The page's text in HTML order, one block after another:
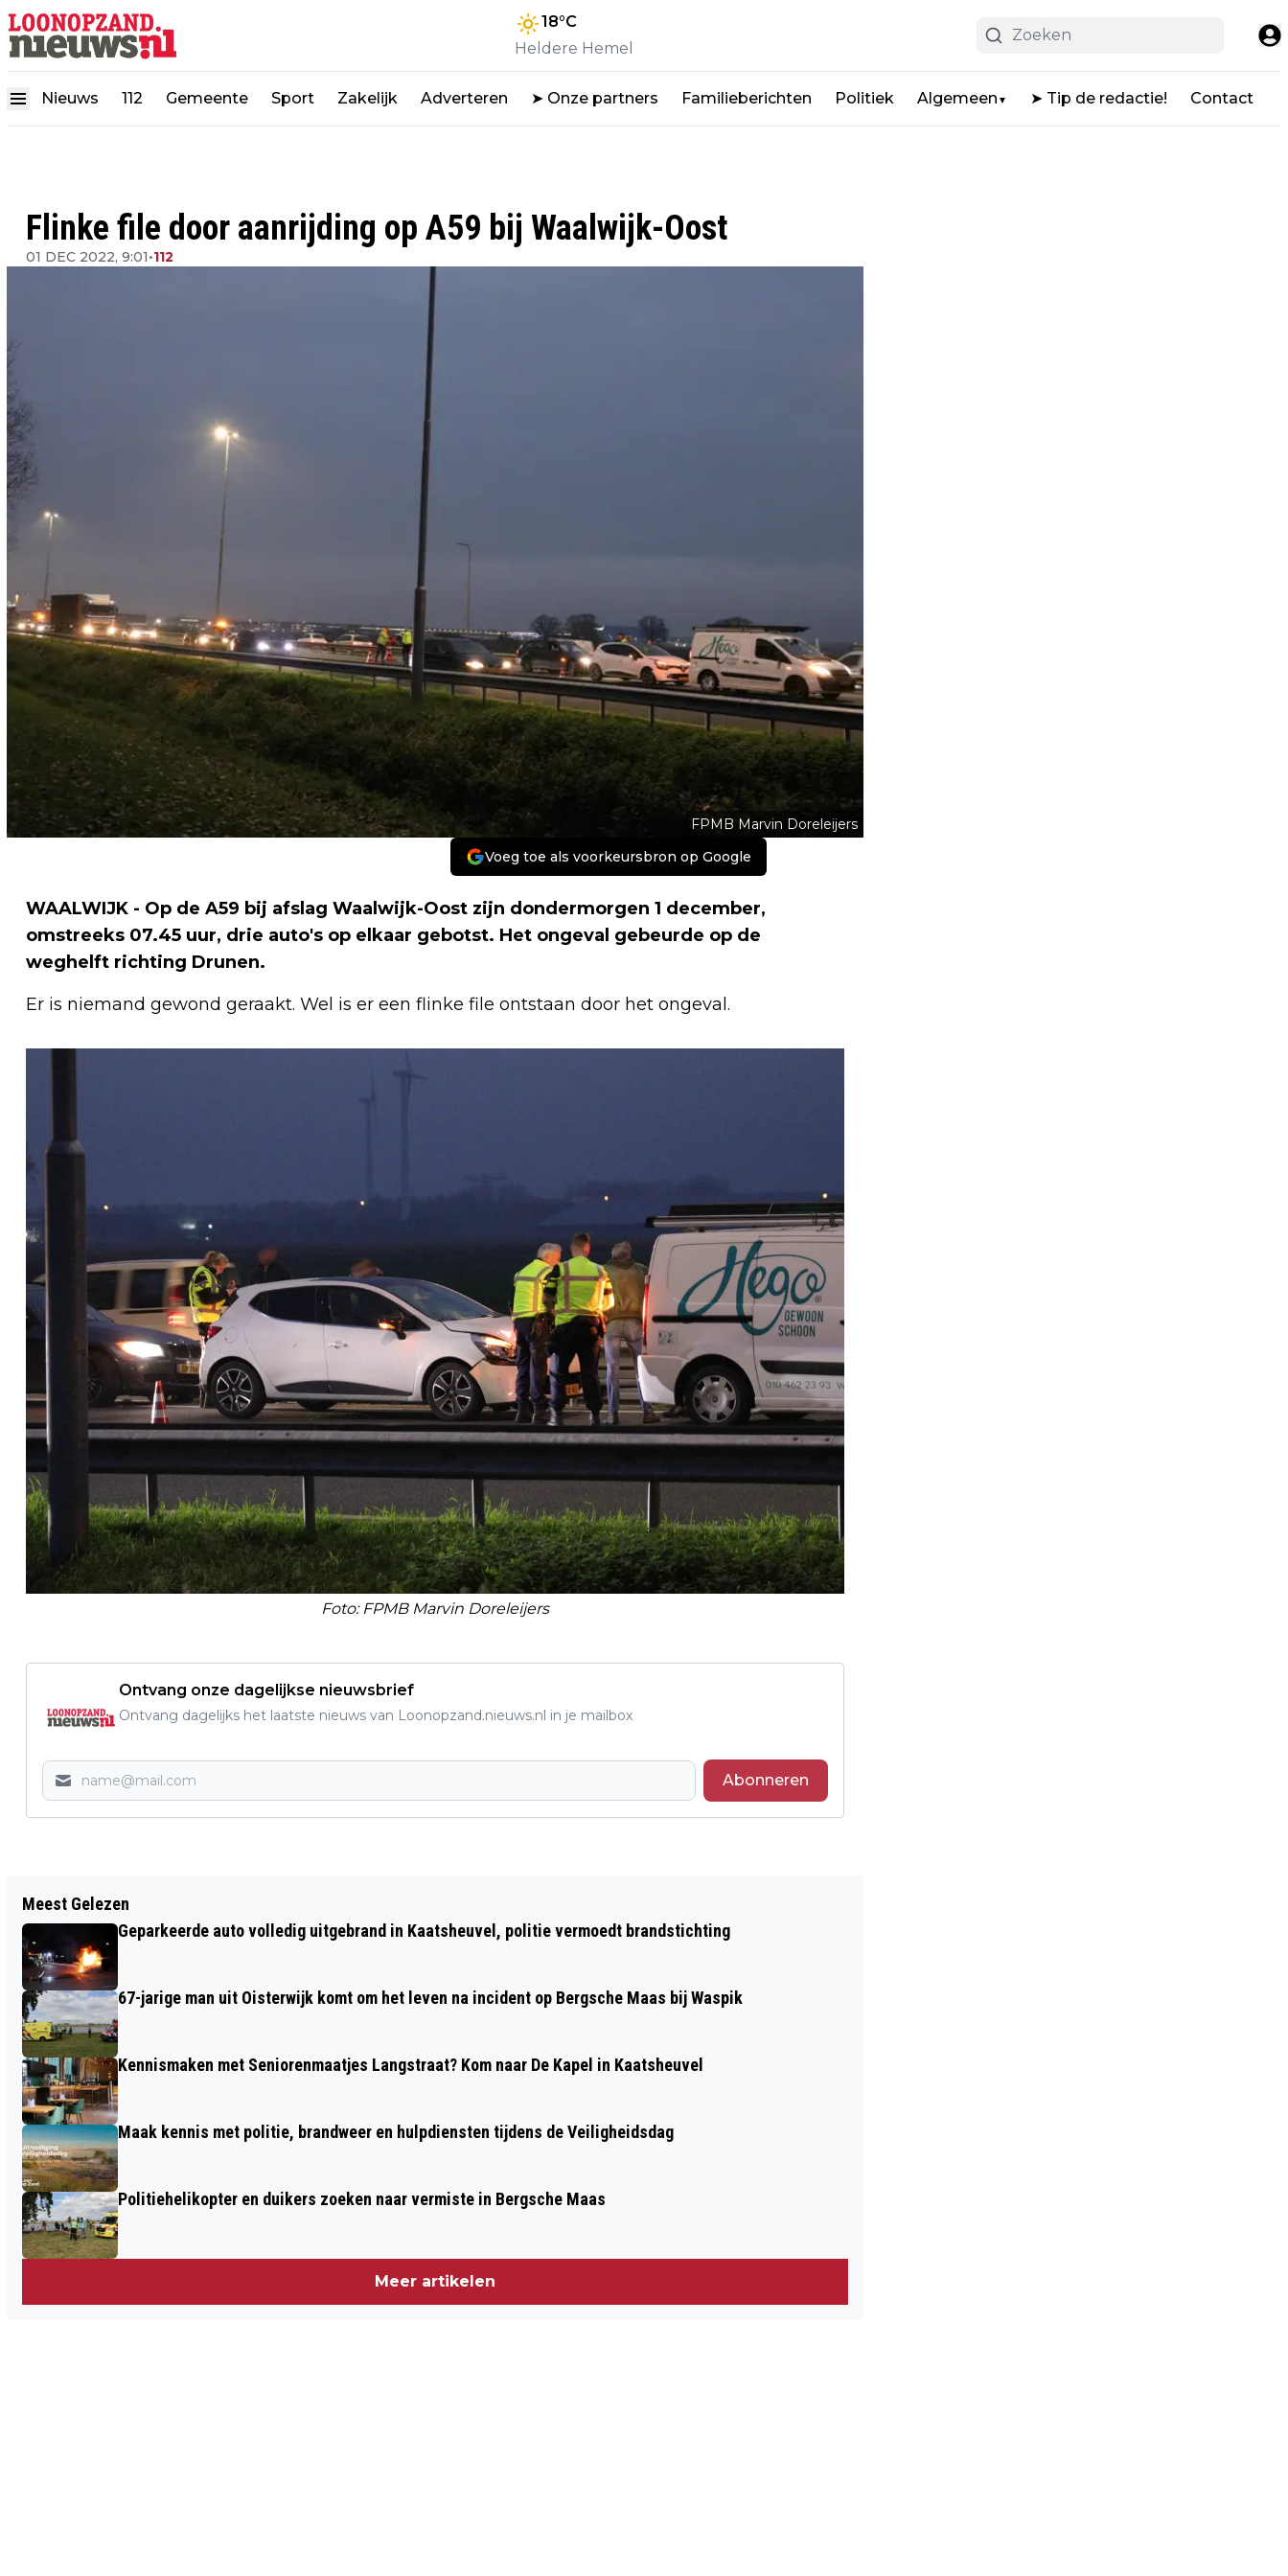
18°C
Heldere Hemel
Nieuws 112 Gemeente Sport Zakelijk Adverteren ➤ Onze partners Familieberichten Politiek Algemeen ▼ ➤ Tip de redactie! Contact
Flinke file door aanrijding op A59 bij Waalwijk-Oost
01 DEC 2022, 9:01•112
FPMB Marvin Doreleijers
Voeg toe als voorkeursbron op Google
WAALWIJK - Op de A59 bij afslag Waalwijk-Oost zijn dondermorgen 1 december,
omstreeks 07.45 uur, drie auto's op elkaar gebotst. Het ongeval gebeurde op de
weghelft richting Drunen.
Er is niemand gewond geraakt. Wel is er een flinke file ontstaan door het ongeval.
Foto: FPMB Marvin Doreleijers
Ontvang onze dagelijkse nieuwsbrief
Ontvang dagelijks het laatste nieuws van Loonopzand.nieuws.nl in je mailbox
Abonneren
BOEREN MET DE NATUUR!
CLUBACTIE RECORD: € 12.8 MILJOEN
Meest Gelezen
Geparkeerde auto volledig uitgebrand in Kaatsheuvel, politie vermoedt brandstichting
67-jarige man uit Oisterwijk komt om het leven na incident op Bergsche Maas bij Waspik
Kennismaken met Seniorenmaatjes Langstraat? Kom naar De Kapel in Kaatsheuvel
Maak kennis met politie, brandweer en hulpdiensten tijdens de Veiligheidsdag
Politiehelikopter en duikers zoeken naar vermiste in Bergsche Maas
Meer artikelen